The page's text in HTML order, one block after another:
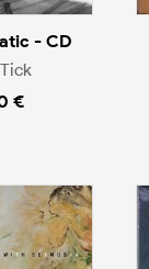
- CD
€